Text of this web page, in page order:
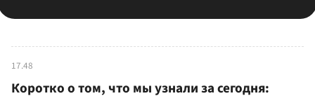
17.48
Коротко о том, что мы узнали за сегодня: